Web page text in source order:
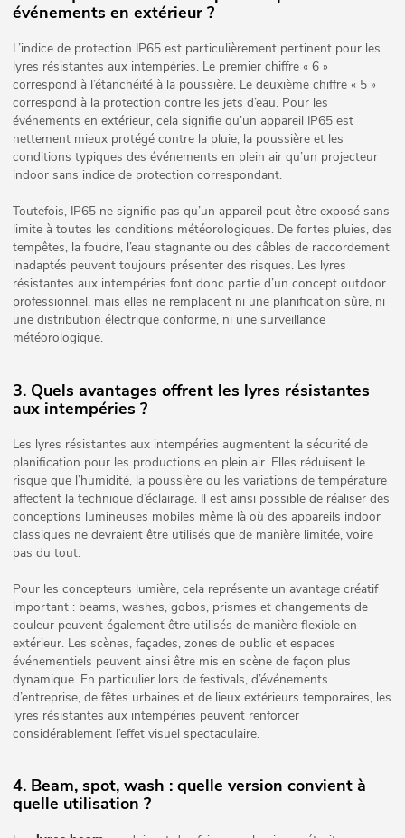
événements en extérieur ?
L’indice de protection IP65 est particulièrement pertinent pour les
lyres résistantes aux intempéries. Le premier chiffre « 6 »
correspond à l’étanchéité à la poussière. Le deuxième chiffre « 5 »
correspond à la protection contre les jets d’eau. Pour les
événements en extérieur, cela signifie qu’un appareil IP65 est
nettement mieux protégé contre la pluie, la poussière et les
conditions typiques des événements en plein air qu’un projecteur
indoor sans indice de protection correspondant.
Toutefois, IP65 ne signifie pas qu’un appareil peut être exposé sans
limite à toutes les conditions météorologiques. De fortes pluies, des
tempêtes, la foudre, l’eau stagnante ou des câbles de raccordement
inadaptés peuvent toujours présenter des risques. Les lyres
résistantes aux intempéries font donc partie d’un concept outdoor
professionnel, mais elles ne remplacent ni une planification sûre, ni
une distribution électrique conforme, ni une surveillance
météorologique.
3. Quels avantages offrent les lyres résistantes
aux intempéries ?
Les lyres résistantes aux intempéries augmentent la sécurité de
planification pour les productions en plein air. Elles réduisent le
risque que l’humidité, la poussière ou les variations de température
affectent la technique d’éclairage. Il est ainsi possible de réaliser des
conceptions lumineuses mobiles même là où des appareils indoor
classiques ne devraient être utilisés que de manière limitée, voire
pas du tout.
Pour les concepteurs lumière, cela représente un avantage créatif
important : beams, washes, gobos, prismes et changements de
couleur peuvent également être utilisés de manière flexible en
extérieur. Les scènes, façades, zones de public et espaces
événementiels peuvent ainsi être mis en scène de façon plus
dynamique. En particulier lors de festivals, d’événements
d’entreprise, de fêtes urbaines et de lieux extérieurs temporaires, les
lyres résistantes aux intempéries peuvent renforcer
considérablement l’effet visuel spectaculaire.
4. Beam, spot, wash : quelle version convient à
quelle utilisation ?